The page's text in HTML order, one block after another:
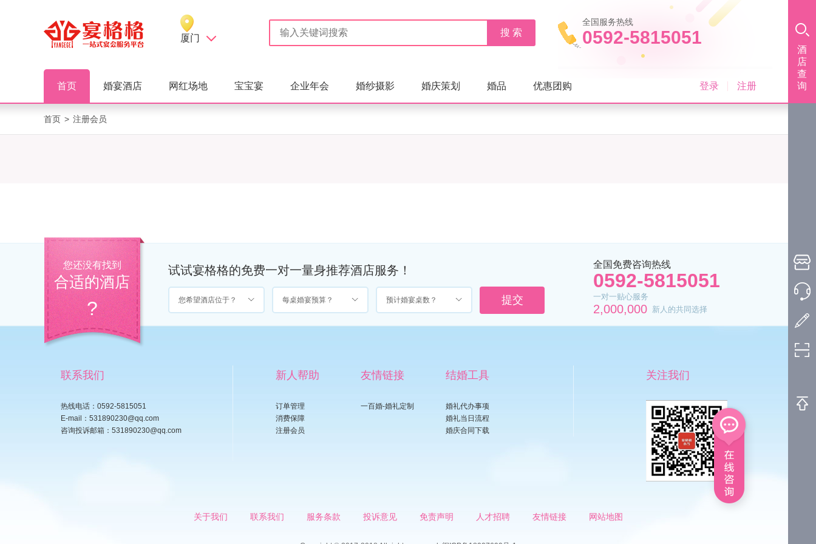
厦门
全国服务热线
0592-5815051
首页 婚宴酒店 网红场地 宝宝宴 企业年会 婚纱摄影 婚庆策划 婚品 优惠团购 登录 注册
首页 > 注册会员
您还没有找到
合适的酒店
?
试试宴格格的免费一对一量身推荐酒店服务！
您希望酒店位于？ 每桌婚宴预算？ 预计婚宴桌数？
全国免费咨询热线
0592-5815051
一对一贴心服务
2,000,000 新人的共同选择
联系我们
热线电话：0592-5815051
E-mail：531890230@qq.com
咨询投诉邮箱：531890230@qq.com
新人帮助
订单管理
消费保障
注册会员
友情链接
一百婚-婚礼定制
结婚工具
婚礼代办事项
婚礼当日流程
婚庆合同下载
关注我们
关于我们 联系我们 服务条款 投诉意见 免责声明 人才招聘 友情链接 网站地图
酒
店
查
询